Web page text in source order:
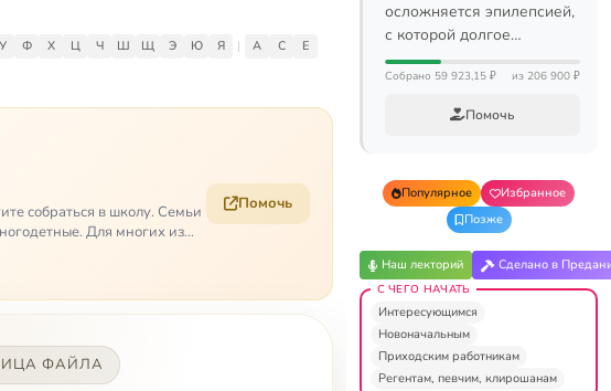
У Ф Х Ц Ч Ш Щ Э Ю Я | A C
E
собраться в школу. Семьи
Для многих из
Помочь
ФАЙЛА
осложняется эпилепсией,
с которой долгое…
Собрано 59 923,15 ₽ из 206 900 ₽
Помочь
Популярное
Избранное
Позже
Наш лекторий Сделано в
С ЧЕГО НАЧАТЬ
Интересующимся
Новоначальным
Приходским работникам
Регентам, певчим, клирошанам